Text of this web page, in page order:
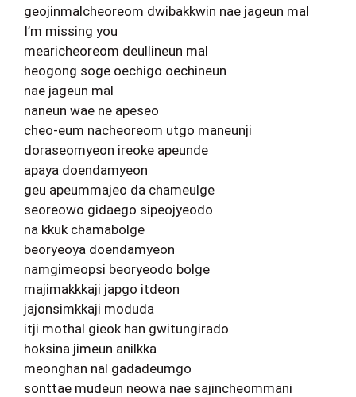
geojinmalcheoreom dwibakkwin nae jageun mal
I’m missing you
mearicheoreom deullineun mal
heogong soge oechigo oechineun
nae jageun mal
naneun wae ne apeseo
cheo-eum nacheoreom utgo maneunji
doraseomyeon ireoke apeunde
apaya doendamyeon
geu apeummajeo da chameulge
seoreowo gidaego sipeojyeodo
na kkuk chamabolge
beoryeoya doendamyeon
namgimeopsi beoryeodo bolge
majimakkkaji japgo itdeon
jajonsimkkaji moduda
itji mothal gieok han gwitungirado
hoksina jimeun anilkka
meonghan nal gadadeumgo
sonttae mudeun neowa nae sajincheommani